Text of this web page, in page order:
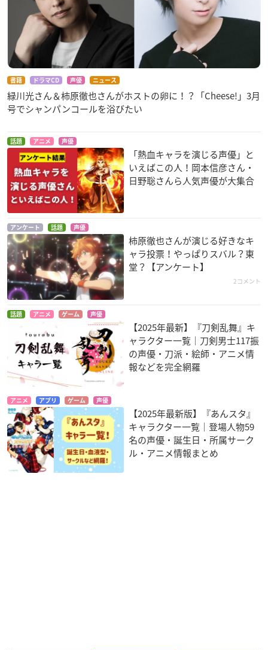
書籍 ドラマCD 声優 ニュース
緑川光さん＆柿原徹也さんがホストの卵に！？「Cheese!」3月
号でシャンパンコールを浴びたい
話題 アニメ 声優
「熱血キャラを演じる声優」と
いえばこの人！岡本信彦さん・
日野聡さんら人気声優が大集合
アンケート 話題 声優
柿原徹也さんが演じる好きなキ
ャラ投票！やっぱりスバル？東
堂？【アンケート】
2コメント
話題 アニメ ゲーム 声優
【2025年最新】『刀剣乱舞』キ
ャラクター一覧｜刀剣男士117振
の声優・刀派・絵師・アニメ情
報などを完全網羅
アニメ アプリ ゲーム 声優
【2025年最新版】『あんスタ』
キャラクター一覧｜登場人物59
名の声優・誕生日・所属サーク
ル・アニメ情報まとめ